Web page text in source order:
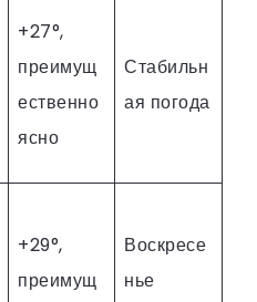
+27°,
преимущ
ественно
ясно
Стабильн
ая погода
+29°,
преимущ
Воскресе
нье